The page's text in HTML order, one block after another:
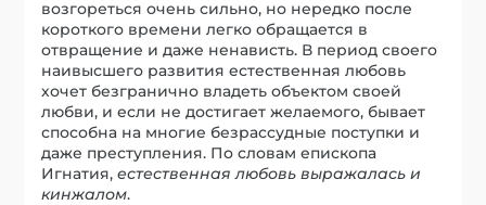
возгореться очень сильно, но нередко после
короткого времени легко обращается в
отвращение и даже ненависть. В период своего
наивысшего развития естественная любовь
хочет безгранично владеть объектом своей
любви, и если не достигает желаемого, бывает
способна на многие безрассудные поступки и
даже преступления. По словам епископа
Игнатия,естественная любовь выражалась и
кинжалом.